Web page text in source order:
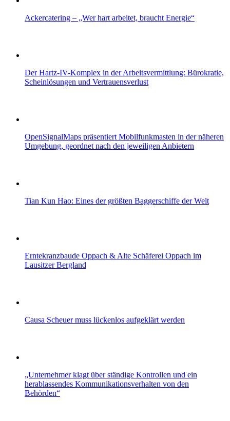
Ackercatering – „Wer hart arbeitet, braucht Energie“
Der Hartz-IV-Komplex in der Arbeitsvermittlung: Bürokratie,
Scheinlösungen und Vertrauensverlust
OpenSignalMaps präsentiert Mobilfunkmasten in der näheren
Umgebung, geordnet nach den jeweiligen Anbietern
Tian Kun Hao: Eines der größten Baggerschiffe der Welt
Erntekranzbaude Oppach & Alte Schäferei Oppach im
Lausitzer Bergland
Causa Scheuer muss lückenlos aufgeklärt werden
„Unternehmer klagt über ständige Kontrollen und ein
herablassendes Kommunikationsverhalten von den
Behörden“